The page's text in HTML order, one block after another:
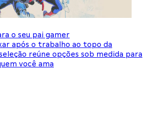
o seu pai gamer
após o trabalho ao topo da
reúne opções sob medida para
você ama